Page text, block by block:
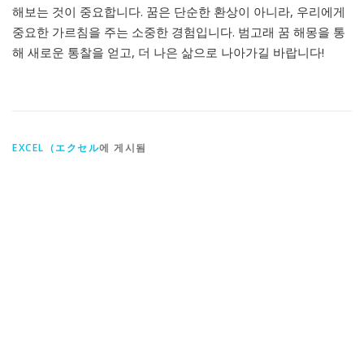
해보는 것이 중요합니다. 꿈은 단순한 환상이 아니라, 우리에게
중요한 가르침을 주는 소중한 경험입니다. 범고래 꿈 해몽을 통
해 새로운 통찰을 얻고, 더 나은 삶으로 나아가길 바랍니다!
EXCEL（エクセル에 게시됨